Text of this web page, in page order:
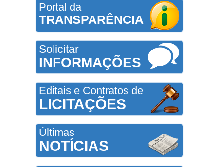
Portal da
TRANSPARÊNCIA
Solicitar
INFORMAÇÕES
Editais e Contratos de
LICITAÇÕES
Últimas
NOTÍCIAS